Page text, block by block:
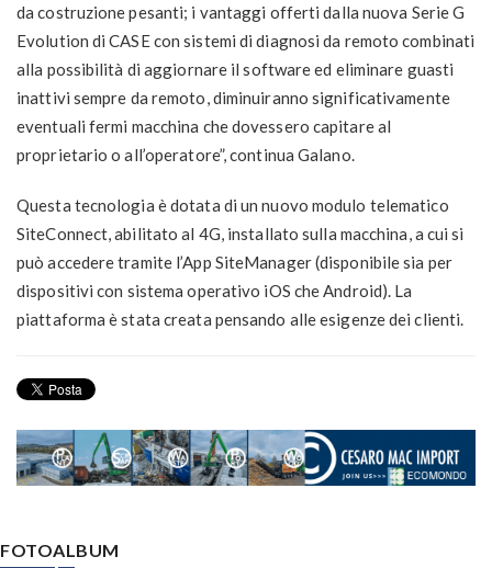
da costruzione pesanti; i vantaggi offerti dalla nuova Serie G
Evolution di CASE con sistemi di diagnosi da remoto combinati
alla possibilità di aggiornare il software ed eliminare guasti
inattivi sempre da remoto, diminuiranno significativamente
eventuali fermi macchina che dovessero capitare al
proprietario o all’operatore”, continua Galano.
Questa tecnologia è dotata di un nuovo modulo telematico
SiteConnect, abilitato al 4G, installato sulla macchina, a cui si
può accedere tramite l’App SiteManager (disponibile sia per
dispositivi con sistema operativo iOS che Android). La
piattaforma è stata creata pensando alle esigenze dei clienti.
FOTOALBUM